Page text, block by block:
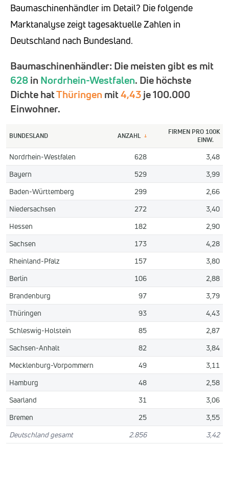
Baumaschinenhändler im Detail? Die folgende
Marktanalyse zeigt tagesaktuelle Zahlen in
Deutschland nach Bundesland.
Baumaschinenhändler: Die meisten gibt es mit
628in Nordrhein-Westfalen. Die höchste
Dichte hatThüringen mit4,43je 100.000
Einwohner.
BUNDESLAND ANZAHL ↓
FIRMEN PRO 100K
EINW.
Nordrhein-Westfalen 628
3,48
Bayern
529
3,99
Baden-Württemberg
299
2,66
Niedersachsen
272
3,40
Hessen
182
2,90
Sachsen
173
4,28
Rheinland-Pfalz
157
3,80
Berlin
106
2,88
Brandenburg
97
3,79
Thüringen
93
4,43
Schleswig-Holstein
85
2,87
Sachsen-Anhalt
82
3,84
Mecklenburg-Vorpommern
49
3,11
Hamburg
48
2,58
Saarland
31
3,06
Bremen
25
3,55
Deutschland gesamt
2.856 3,42